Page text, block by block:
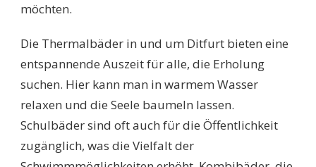
möchten.
Die Thermalbäder in und um Ditfurt bieten eine
entspannende Auszeit für alle, die Erholung
suchen. Hier kann man in warmem Wasser
relaxen und die Seele baumeln lassen.
Schulbäder sind oft auch für die Öffentlichkeit
zugänglich, was die Vielfalt der